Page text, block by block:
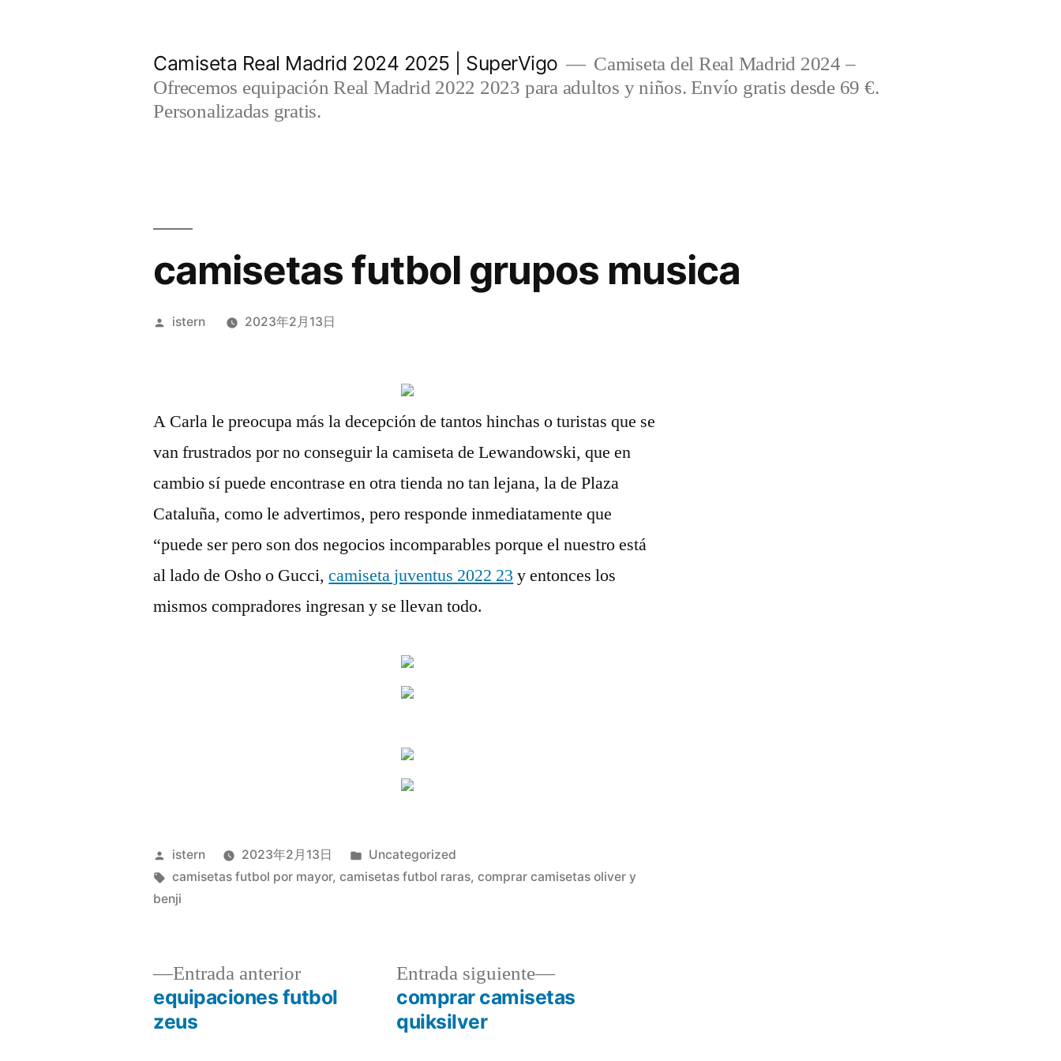
Camiseta Real Madrid 2024 2025 | SuperVigo
Camiseta del Real Madrid 2024 –
Ofrecemos equipación Real Madrid 2022 2023 para adultos y niños. Envío gratis desde 69 €.
Personalizadas gratis.
camisetas futbol grupos musica
Publicado
istern 2023年2月13日
A Carla le preocupa más la decepción de tantos hinchas o turistas que se
van frustrados por no conseguir la camiseta de Lewandowski, que en
cambio sí puede encontrase en otra tienda no tan lejana, la de Plaza
Cataluña, como le advertimos, pero responde inmediatamente que
“puede ser pero son dos negocios incomparables porque el nuestro está
al lado de Osho o Gucci,camiseta juventus 2022 23 y entonces los
mismos compradores ingresan y se llevan todo.
Publicado
por
istern 2023年2月13日
Publicado
en
Uncategorized
Etiquetas:
camisetas futbol por mayor,camisetas futbol raras,comprar camisetas oliver y
benji
Navegación
Entrada anteriorEntrada
anterior:
equipaciones futbol
zeus
Entrada siguiente
Entrada
siguiente:
comprar camisetas
quiksilver